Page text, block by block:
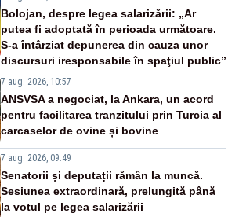
Bolojan, despre legea salarizării: „Ar
putea fi adoptată în perioada următoare.
S-a întârziat depunerea din cauza unor
discursuri iresponsabile în spaţiul public”
7 aug. 2026, 10:57
ANSVSA a negociat, la Ankara, un acord
pentru facilitarea tranzitului prin Turcia al
carcaselor de ovine și bovine
7 aug. 2026, 09:49
Senatorii și deputații rămân la muncă.
Sesiunea extraordinară, prelungită până
la votul pe legea salarizării